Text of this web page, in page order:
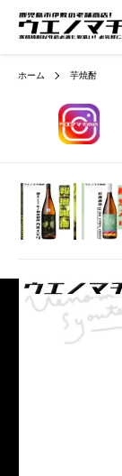
ホーム 芋焼酎